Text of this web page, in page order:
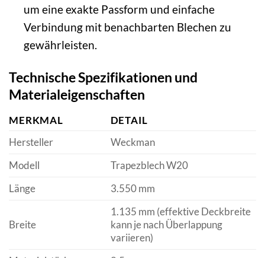
um eine exakte Passform und einfache
Verbindung mit benachbarten Blechen zu
gewährleisten.
Technische Spezifikationen und
Materialeigenschaften
MERKMAL
DETAIL
Hersteller
Weckman
Modell
Trapezblech W20
Länge
3.550 mm
Breite
1.135 mm (effektive Deckbreite
kann je nach Überlappung
variieren)